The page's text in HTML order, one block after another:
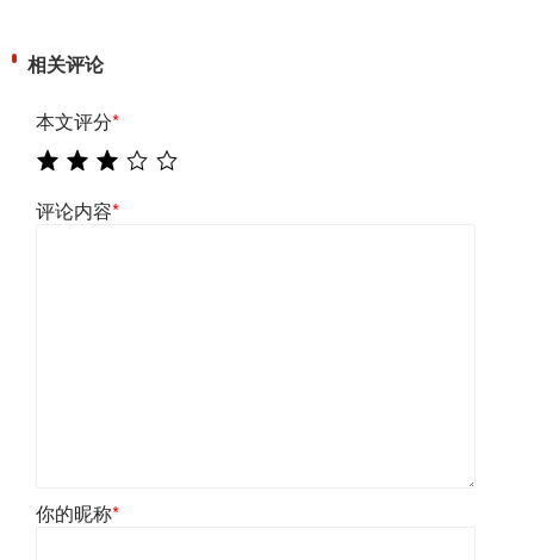
相关评论
本文评分*
评论内容*
你的昵称*